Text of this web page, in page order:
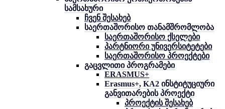
სამსახური
ჩვენ შესახებ
საერთაშორისო თანამშრომლობა
საერთაშორისო ქსელები
პარტნიორი უნივერსიტეტები
საერთაშორისო პროექტები
გაცვლითი პროგრამები
ERASMUS+
Erasmus+, KA2 ინსტიტუციური
განვითარების პროექტი
პროექტის შესახებ